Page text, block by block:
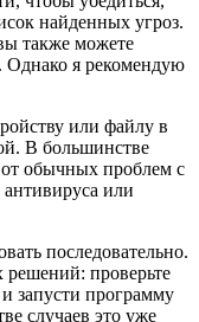
найденных угроз.
также можете
Однако я рекомендую
или файлу в
В большинстве
обычных проблем с
или
последовательно.
проверьте
запусти программу
случаев это уже